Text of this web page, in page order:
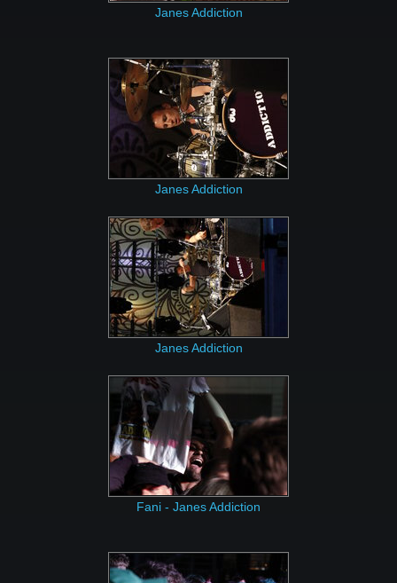
Janes Addiction
Janes Addiction
Janes Addiction
Fani - Janes Addiction